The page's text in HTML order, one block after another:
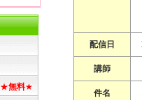
★無料★
配信日
講師
件名